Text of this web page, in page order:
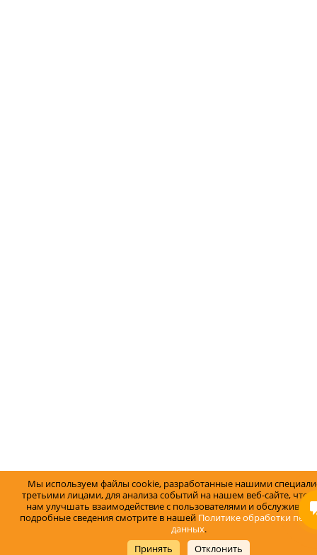
Мы используем файлы cookie, разработанные нашими
третьими лицами, для анализа событий на нашем веб-сайте, что
нам улучшать взаимодействие с пользователями и
подробные сведения смотрите в нашей Политике обработки
данных.
Принять
Отклонить